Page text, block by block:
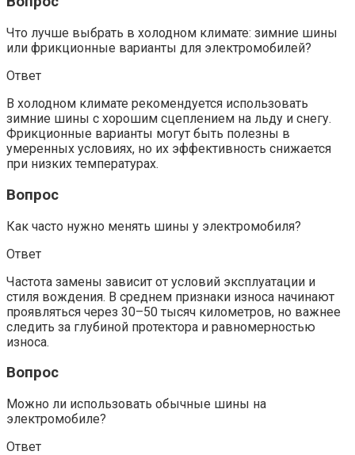
Что лучше выбрать в холодном климате: зимние шины
или фрикционные варианты для электромобилей?
Ответ
В холодном климате рекомендуется использовать
зимние шины с хорошим сцеплением на льду и снегу.
Фрикционные варианты могут быть полезны в
умеренных условиях, но их эффективность снижается
при низких температурах.
Вопрос
Как часто нужно менять шины у электромобиля?
Ответ
Частота замены зависит от условий эксплуатации и
стиля вождения. В среднем признаки износа начинают
проявляться через 30–50 тысяч километров, но важнее
следить за глубиной протектора и равномерностью
износа.
Вопрос
Можно ли использовать обычные шины на
электромобиле?
Ответ